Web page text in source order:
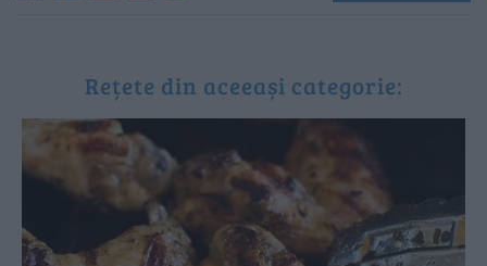
Rețete din aceeași categorie: